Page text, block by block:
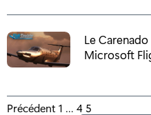
Le
Microsoft
Précédent1 … 4 5